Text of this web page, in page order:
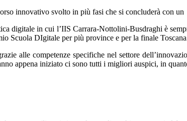
innovativo svolto in più fasi che si concluderà con
digitale in cui l’IIS Carrara-Nottolini-Busdraghi è
Scuola DIgitale per più province e per la finale
alle competenze specifiche nel settore
appena iniziato ci sono tutti i migliori auspici, in